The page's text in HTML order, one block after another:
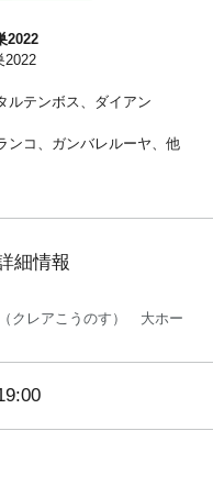
2022
2022
ルテンボス、ダイアン
ンコ、ガンバレルーヤ、他
細情報
クレアこうのす） 大ホー